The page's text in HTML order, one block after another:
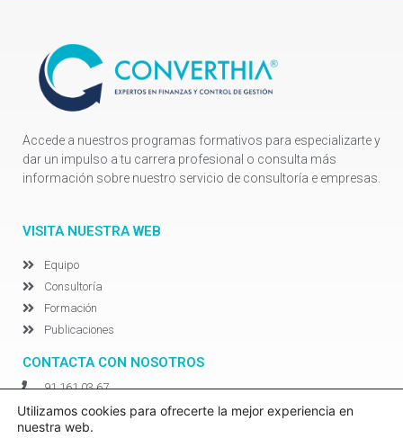
Accede a nuestros programas formativos para especializarte y
dar un impulso a tu carrera profesional o consulta más
información sobre nuestro servicio de consultoría e empresas.
VISITA NUESTRA WEB
Equipo
Consultoría
Formación
Publicaciones
CONTACTA CON NOSOTROS
91 161 03 67
info@converthia.com
Síguenos en LinkedIn
Utilizamos cookies para ofrecerte la mejor experiencia en
nuestra web.